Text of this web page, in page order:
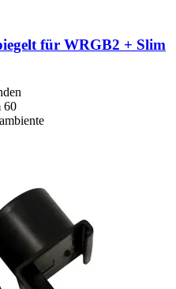
für WRGB2 + Slim
60